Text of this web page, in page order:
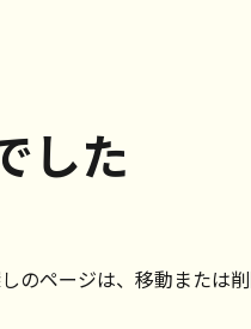
した
のページは、移動または